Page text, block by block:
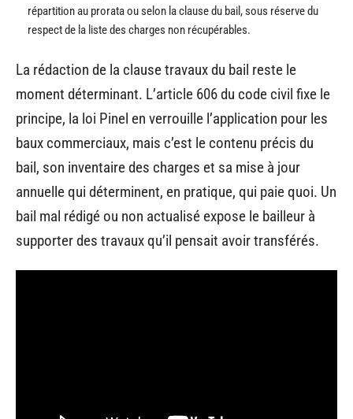
répartition au prorata ou selon la clause du bail, sous réserve du
respect de la liste des charges non récupérables.
La rédaction de la clause travaux du bail reste le
moment déterminant. L’article 606 du code civil fixe le
principe, la loi Pinel en verrouille l’application pour les
baux commerciaux, mais c’est le contenu précis du
bail, son inventaire des charges et sa mise à jour
annuelle qui déterminent, en pratique, qui paie quoi. Un
bail mal rédigé ou non actualisé expose le bailleur à
supporter des travaux qu’il pensait avoir transférés.